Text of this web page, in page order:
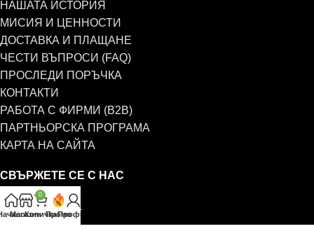
НАШАТА ИСТОРИЯ
МИСИЯ И ЦЕННОСТИ
ДОСТАВКА И ПЛАЩАНЕ
ЧЕСТИ ВЪПРОСИ (FAQ)
ПРОСЛЕДИ ПОРЪЧКА
КОНТАКТИ
РАБОТА С ФИРМИ (B2B)
ПАРТНЬОРСКА ПРОГРАМА
КАРТА НА САЙТА
СВЪРЖЕТЕ СЕ С НАС
0885 323 661
Магазин
0
КоличкаПромоПрофил